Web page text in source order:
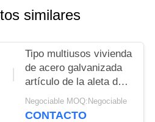
similares
Tipo multiusos vivienda
de acero galvanizada
artículo de la aleta de
la base del cambiador
de calor
Negociable MOQ:Negociable
CONTACTO